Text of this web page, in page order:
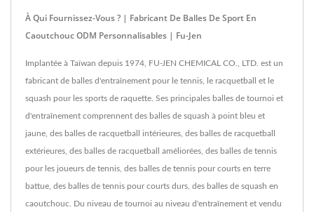
À Qui Fournissez-Vous ? | Fabricant De Balles De Sport En
Caoutchouc ODM Personnalisables | Fu-Jen
Implantée à Taïwan depuis 1974, FU-JEN CHEMICAL CO., LTD. est un
fabricant de balles d'entraînement pour le tennis, le racquetball et le
squash pour les sports de raquette. Ses principales balles de tournoi et
d'entraînement comprennent des balles de squash à point bleu et
jaune, des balles de racquetball intérieures, des balles de racquetball
extérieures, des balles de racquetball améliorées, des balles de tennis
pour les joueurs de tennis, des balles de tennis pour courts en terre
battue, des balles de tennis pour courts durs, des balles de squash en
caoutchouc. Du niveau de tournoi au niveau d'entraînement et vendu